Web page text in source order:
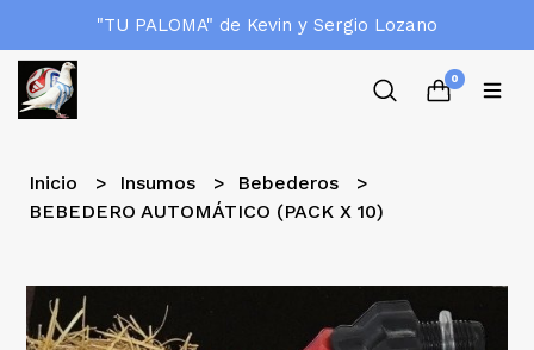
"TU PALOMA" de Kevin y Sergio Lozano
0
Inicio Insumos
Bebederos
BEBEDERO AUTOMÁTICO (PACK X 10)